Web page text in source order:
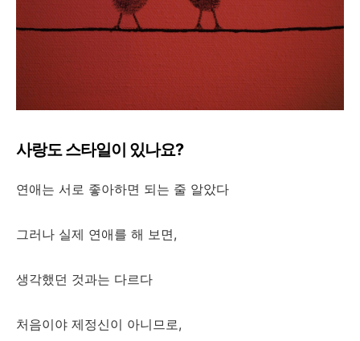
사랑도 스타일이 있나요?
연애는 서로 좋아하면 되는 줄 알았다
그러나 실제 연애를 해 보면,
생각했던 것과는 다르다
처음이야 제정신이 아니므로,